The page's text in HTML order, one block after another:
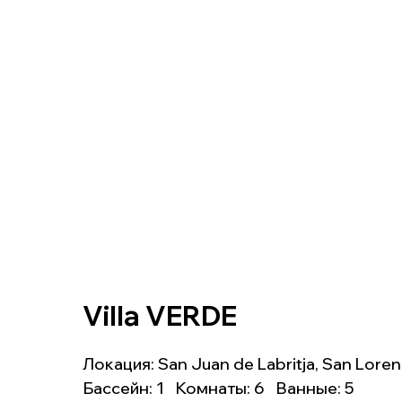
Villa VERDE
Локация: San Juan de Labritja, San
Бассейн: 1 Комнаты: 6 Ванные: 5